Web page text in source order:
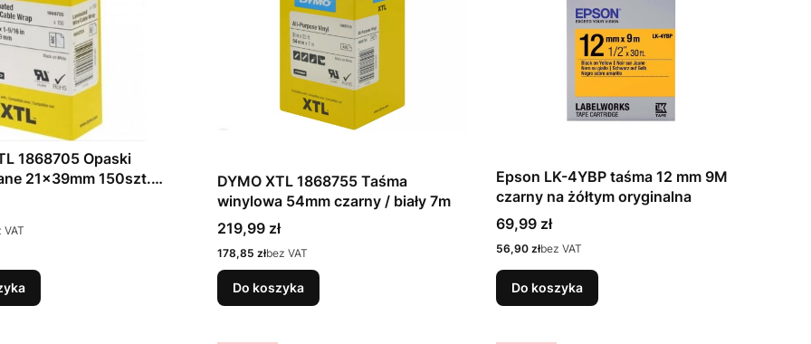
1868705 Opaski
21x39mm 150szt.
VAT
DYMO XTL 1868755 Taśma
winylowa 54mm czarny / biały 7m
Cena
219,99 zł
Cena
178,85 złbez VAT
Do koszyka
Epson LK-4YBP taśma 12 mm 9M
czarny na żółtym oryginalna
Cena
69,99 zł
Cena
56,90 złbez VAT
Do koszyka